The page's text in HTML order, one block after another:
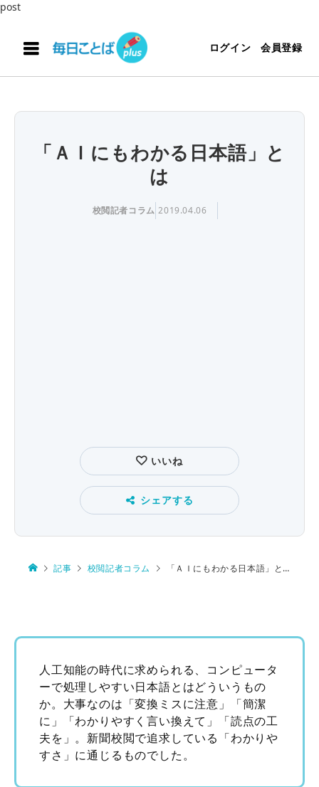
post
ログイン 会員登録
「ＡＩにもわかる日本語」と
は
校閲記者コラム 2019.04.06
いいね
シェアする
記事 校閲記者コラム 「ＡＩにもわかる日本語」とは
人工知能の時代に求められる、コンピュータ
ーで処理しやすい日本語とはどういうもの
か。大事なのは「変換ミスに注意」「簡潔
に」「わかりやすく言い換えて」「読点の工
夫を」。新聞校閲で追求している「わかりや
すさ」に通じるものでした。